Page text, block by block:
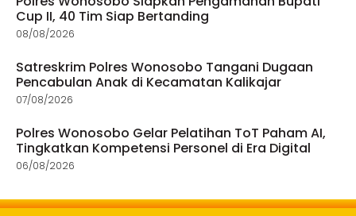
Cup II, 40 Tim Siap Bertanding
08/08/2026
Satreskrim Polres Wonosobo Tangani Dugaan
Pencabulan Anak di Kecamatan Kalikajar
07/08/2026
Polres Wonosobo Gelar Pelatihan ToT Paham AI,
Tingkatkan Kompetensi Personel di Era Digital
06/08/2026